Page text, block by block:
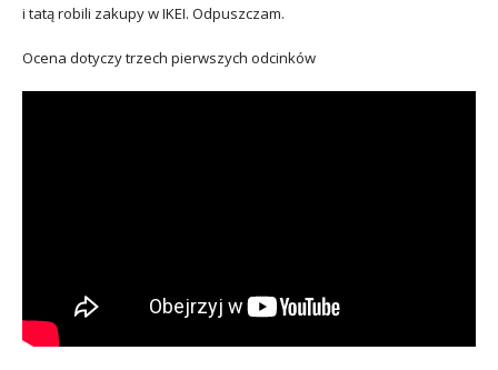
i tatą robili zakupy w IKEI. Odpuszczam.
Ocena dotyczy trzech pierwszych odcinków